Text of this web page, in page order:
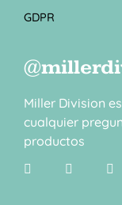
GDPR
Miller Division
cualquier
productos